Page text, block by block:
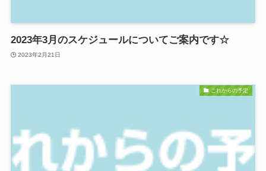
2023年3月のスケジュールについてご案内です☆
2023年2月21日
これからの予定